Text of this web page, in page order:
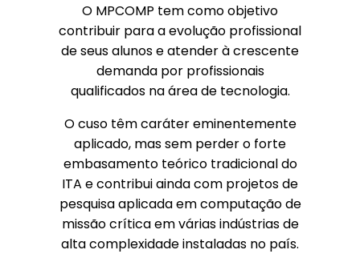
O MPCOMP tem como objetivo
contribuir para a evolução profissional
de seus alunos e atender à crescente
demanda por profissionais
qualificados na área de tecnologia.
O cuso têm caráter eminentemente
aplicado, mas sem perder o forte
embasamento teórico tradicional do
ITA e contribui ainda com projetos de
pesquisa aplicada em computação de
missão crítica em várias indústrias de
alta complexidade instaladas no país.